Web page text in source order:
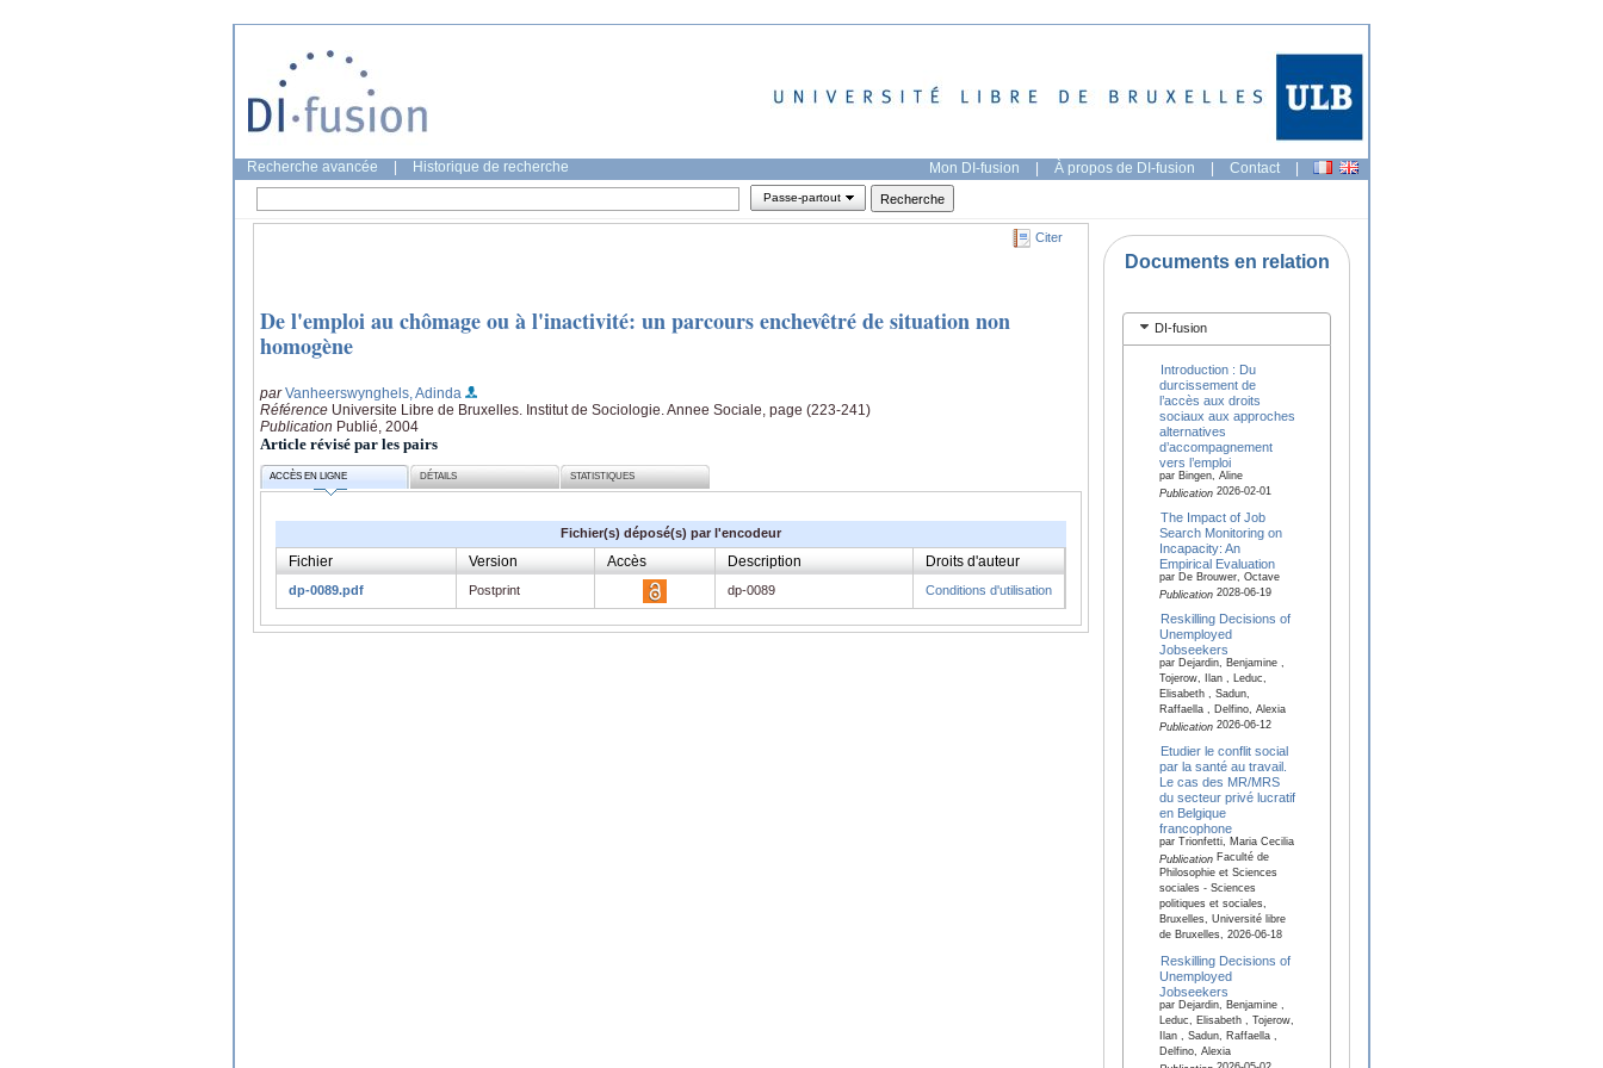
Recherche avancée Historique de recherche Mon DI-fusion | À propos de DI-fusion | Contact |
Passe-partout
Citer
De l'emploi au chômage ou à l'inactivité: un parcours enchevêtré de situation non
homogène
parVanheerswynghels, Adinda
Référence Universite Libre de Bruxelles. Institut de Sociologie. Annee Sociale, page (223-241)
Publication Publié, 2004
Article révisé par les pairs
ACCÈS EN LIGNE DÉTAILS STATISTIQUES
Fichier(s) déposé(s) par l'encodeur
Fichier Version Accès Description Droits d'auteur
dp-0089.pdf Postprint dp-0089 Conditions d'utilisation
Documents en relation
DI-fusion
Introduction : Du
durcissement de
l’accès aux droits
sociaux aux approches
alternatives
d’accompagnement
vers l’emploi
par Bingen, Aline
Publication2026-02-01
The Impact of Job
Search Monitoring on
Incapacity: An
Empirical Evaluation
par De Brouwer, Octave
Publication2028-06-19
Reskilling Decisions of
Unemployed
Jobseekers
par Dejardin, Benjamine ,
Tojerow, Ilan , Leduc,
Elisabeth , Sadun,
Raffaella , Delfino, Alexia
Publication2026-06-12
Etudier le conflit social
par la santé au travail.
Le cas des MR/MRS
du secteur privé lucratif
en Belgique
francophone
par Trionfetti, Maria Cecilia
PublicationFaculté de
Philosophie et Sciences
sociales - Sciences
politiques et sociales,
Bruxelles, Université libre
de Bruxelles, 2026-06-18
Reskilling Decisions of
Unemployed
Jobseekers
par Dejardin, Benjamine ,
Leduc, Elisabeth , Tojerow,
Ilan , Sadun, Raffaella ,
Delfino, Alexia